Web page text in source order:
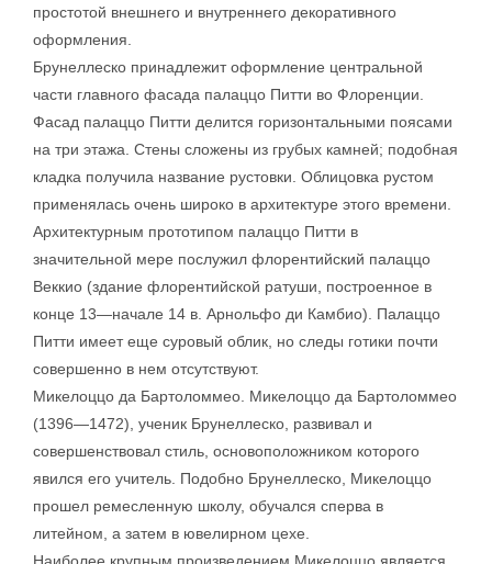
простотой внешнего и внутреннего декоративного
оформления.
Брунеллеско принадлежит оформление центральной
части главного фасада палаццо Питти во Флоренции.
Фасад палаццо Питти делится горизонтальными поясами
на три этажа. Стены сложены из грубых камней; подобная
кладка получила название рустовки. Облицовка рустом
применялась очень широко в архитектуре этого времени.
Архитектурным прототипом палаццо Питти в
значительной мере послужил флорентийский палаццо
Веккио (здание флорентийской ратуши, построенное в
конце 13—начале 14 в. Арнольфо ди Камбио). Палаццо
Питти имеет еще суровый облик, но следы готики почти
совершенно в нем отсутствуют.
Микелоццо да Бартоломмео. Микелоццо да Бартоломмео
(1396—1472), ученик Брунеллеско, развивал и
совершенствовал стиль, основоположником которого
явился его учитель. Подобно Брунеллеско, Микелоццо
прошел ремесленную школу, обучался сперва в
литейном, а затем в ювелирном цехе.